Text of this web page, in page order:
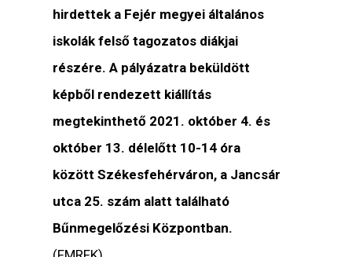
hirdettek a Fejér megyei általános
iskolák felső tagozatos diákjai
részére. A pályázatra beküldött
képből rendezett kiállítás
megtekinthető 2021. október 4. és
október 13. délelőtt 10-14 óra
között Székesfehérváron, a Jancsár
utca 25. szám alatt található
Bűnmegelőzési Központban.